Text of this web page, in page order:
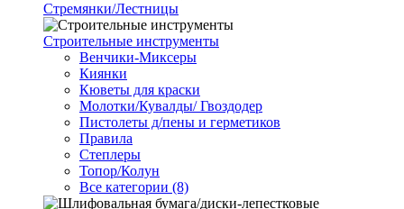
Стремянки/Лестницы
Строительные инструменты
Венчики-Миксеры
Киянки
Кюветы для краски
Молотки/Кувалды/ Гвоздодер
Пистолеты д/пены и герметиков
Правила
Степлеры
Топор/Колун
Все категории (8)